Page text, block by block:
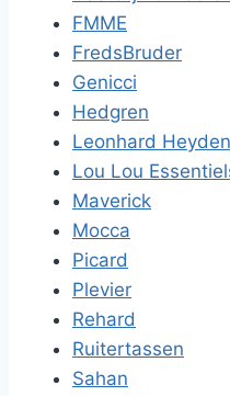
FMME
FredsBruder
Genicci
Hedgren
Leonhard Heyden
Lou Lou
Maverick
Mocca
Picard
Plevier
Rehard
Ruitertassen
Sahan